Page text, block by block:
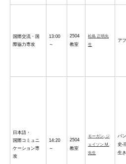
国際交流・国
際協力専攻
13:00
～
2504
教室
松島 正明先
生
ア
日本語・
国際コミュニ
ケーション専
攻
14:20
～
2504
教室
モーガン, ジ
ェイソン M.
先生
パ
史-
生